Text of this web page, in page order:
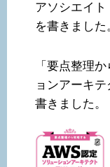
アソシエイ
を書きました
「要点整理
ョンアーキ
書きました。